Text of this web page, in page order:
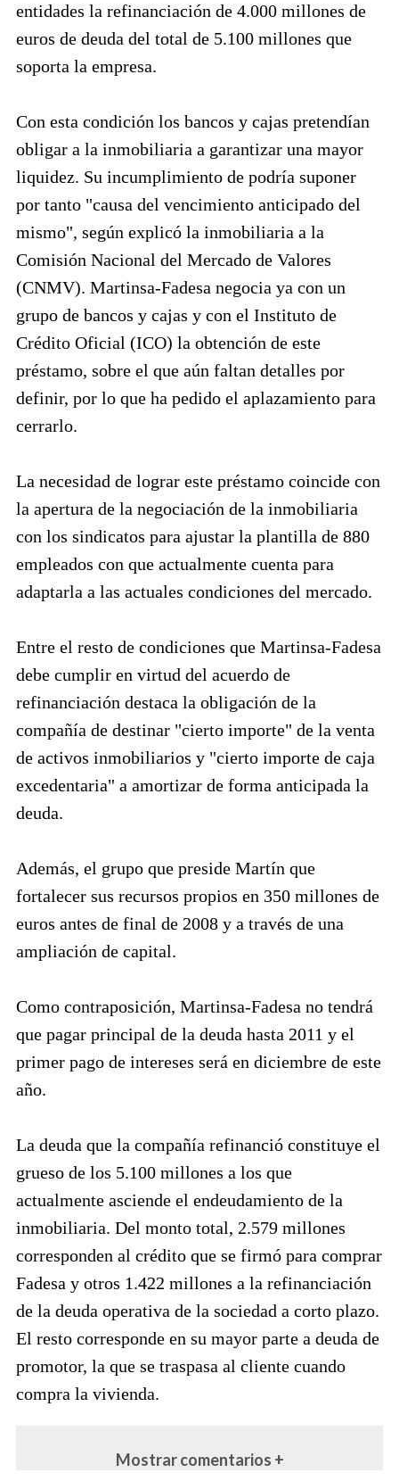
entidades la refinanciación de 4.000 millones de
euros de deuda del total de 5.100 millones que
soporta la empresa.
Con esta condición los bancos y cajas pretendían
obligar a la inmobiliaria a garantizar una mayor
liquidez. Su incumplimiento de podría suponer
por tanto "causa del vencimiento anticipado del
mismo", según explicó la inmobiliaria a la
Comisión Nacional del Mercado de Valores
(CNMV). Martinsa-Fadesa negocia ya con un
grupo de bancos y cajas y con el Instituto de
Crédito Oficial (ICO) la obtención de este
préstamo, sobre el que aún faltan detalles por
definir, por lo que ha pedido el aplazamiento para
cerrarlo.
La necesidad de lograr este préstamo coincide con
la apertura de la negociación de la inmobiliaria
con los sindicatos para ajustar la plantilla de 880
empleados con que actualmente cuenta para
adaptarla a las actuales condiciones del mercado.
Entre el resto de condiciones que Martinsa-Fadesa
debe cumplir en virtud del acuerdo de
refinanciación destaca la obligación de la
compañía de destinar "cierto importe" de la venta
de activos inmobiliarios y "cierto importe de caja
excedentaria" a amortizar de forma anticipada la
deuda.
Además, el grupo que preside Martín que
fortalecer sus recursos propios en 350 millones de
euros antes de final de 2008 y a través de una
ampliación de capital.
Como contraposición, Martinsa-Fadesa no tendrá
que pagar principal de la deuda hasta 2011 y el
primer pago de intereses será en diciembre de este
año.
La deuda que la compañía refinanció constituye el
grueso de los 5.100 millones a los que
actualmente asciende el endeudamiento de la
inmobiliaria. Del monto total, 2.579 millones
corresponden al crédito que se firmó para comprar
Fadesa y otros 1.422 millones a la refinanciación
de la deuda operativa de la sociedad a corto plazo.
El resto corresponde en su mayor parte a deuda de
promotor, la que se traspasa al cliente cuando
compra la vivienda.
Mostrar comentarios +